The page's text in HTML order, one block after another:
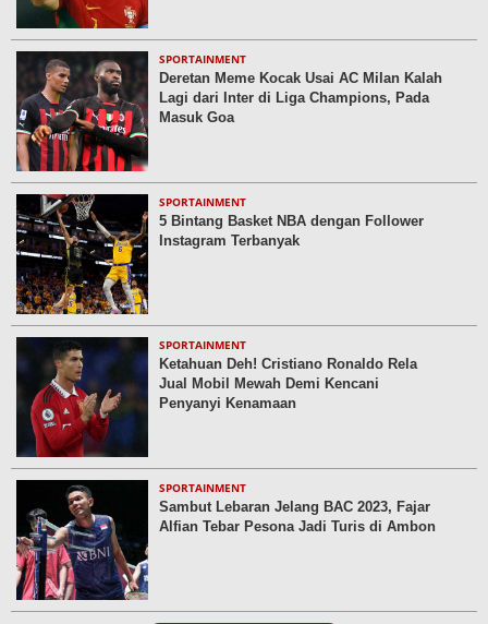
SPORTAINMENT
Deretan Meme Kocak Usai AC Milan Kalah
Lagi dari Inter di Liga Champions, Pada
Masuk Goa
SPORTAINMENT
5 Bintang Basket NBA dengan Follower
Instagram Terbanyak
SPORTAINMENT
Ketahuan Deh! Cristiano Ronaldo Rela
Jual Mobil Mewah Demi Kencani
Penyanyi Kenamaan
SPORTAINMENT
Sambut Lebaran Jelang BAC 2023, Fajar
Alfian Tebar Pesona Jadi Turis di Ambon